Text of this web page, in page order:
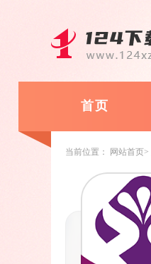
首页
当前位置： 网站首页